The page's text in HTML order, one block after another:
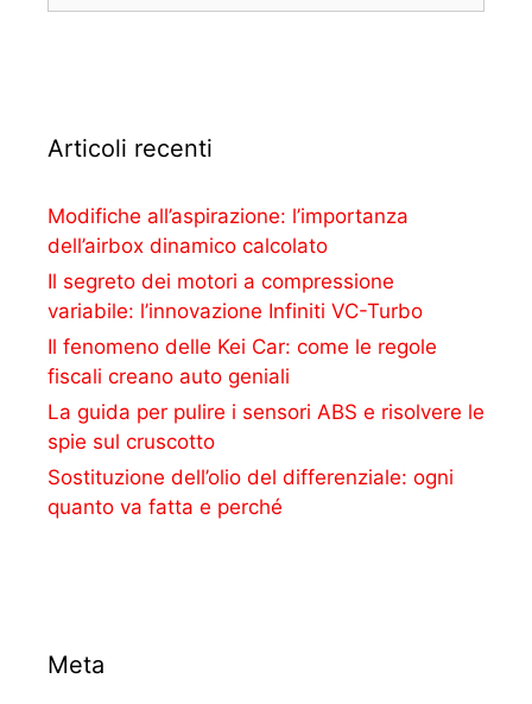
Articoli recenti
Modifiche all’aspirazione: l’importanza
dell’airbox dinamico calcolato
Il segreto dei motori a compressione
variabile: l’innovazione Infiniti VC-Turbo
Il fenomeno delle Kei Car: come le regole
fiscali creano auto geniali
La guida per pulire i sensori ABS e risolvere le
spie sul cruscotto
Sostituzione dell’olio del differenziale: ogni
quanto va fatta e perché
Meta